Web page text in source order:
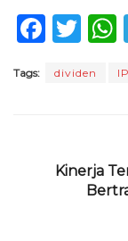
F
c
o
T
it
Tags: dividen
Kinerja